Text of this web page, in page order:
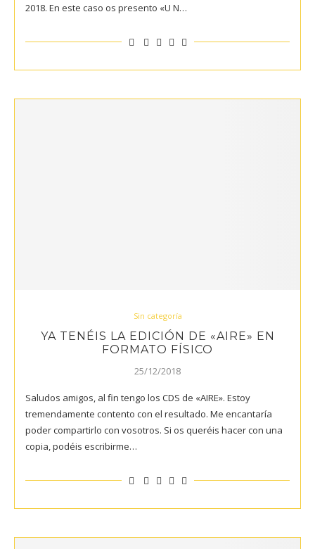
2018. En este caso os presento «U N…
Sin categoría
YA TENÉIS LA EDICIÓN DE «AIRE» EN
FORMATO FÍSICO
25/12/2018
Saludos amigos, al fin tengo los CDS de «AIRE». Estoy
tremendamente contento con el resultado. Me encantaría
poder compartirlo con vosotros. Si os queréis hacer con una
copia, podéis escribirme…